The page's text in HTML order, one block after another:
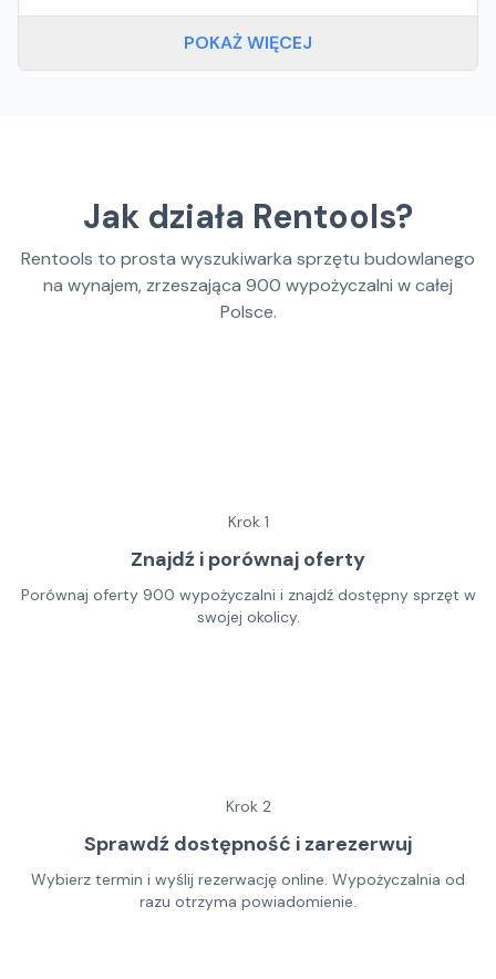
POKAŻ WIĘCEJ
Jak działa Rentools?
Rentools to prosta wyszukiwarka sprzętu budowlanego
na wynajem, zrzeszająca 900 wypożyczalni w całej
Polsce.
Krok 1
Znajdź i porównaj oferty
Porównaj oferty 900 wypożyczalni i znajdź dostępny sprzęt w
swojej okolicy.
Krok 2
Sprawdź dostępność i zarezerwuj
Wybierz termin i wyślij rezerwację online. Wypożyczalnia od
razu otrzyma powiadomienie.